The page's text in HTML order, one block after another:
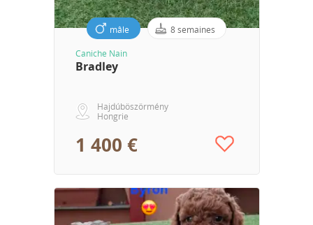
mâle 8 semaines
Caniche Nain
Bradley
Hajdúböszörmény
Hongrie
1 400 €